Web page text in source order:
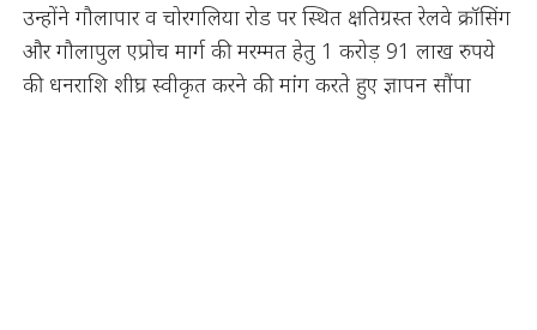
उन्होंने गौलापार व चोरगलिया रोड पर स्थित क्षतिग्रस्त रेलवे क्रॉसिंग
और गौलापुल एप्रोच मार्ग की मरम्मत हेतु 1 करोड़ 91 लाख रुपये
की धनराशि शीघ्र स्वीकृत करने की मांग करते हुए ज्ञापन सौंपा